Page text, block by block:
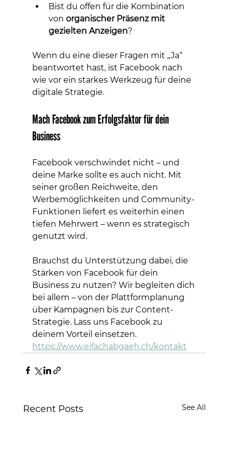
Bist du offen für die Kombination
von organischer Präsenz mit
gezielten Anzeigen?
Wenn du eine dieser Fragen mit „Ja“
beantwortet hast, ist Facebook nach
wie vor ein starkes Werkzeug für deine
digitale Strategie.
Mach Facebook zum Erfolgsfaktor für dein
Business
Facebook verschwindet nicht – und
deine Marke sollte es auch nicht. Mit
seiner großen Reichweite, den
Werbemöglichkeiten und Community-
Funktionen liefert es weiterhin einen
tiefen Mehrwert – wenn es strategisch
genutzt wird.
Brauchst du Unterstützung dabei, die
Stärken von Facebook für dein
Business zu nutzen? Wir begleiten dich
bei allem – von der Plattformplanung
über Kampagnen bis zur Content-
Strategie. Lass uns Facebook zu
deinem Vorteil einsetzen.
https://www.eifachabgaeh.ch/kontakt
Recent Posts See All